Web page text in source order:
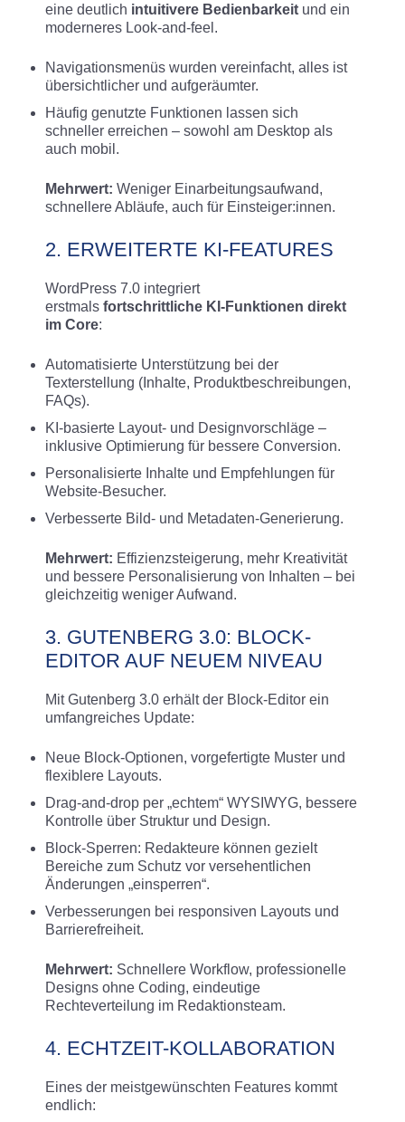
eine deutlich intuitivere Bedienbarkeit und ein
moderneres Look-and-feel .
Navigationsmenüs wurden vereinfacht, alles ist
übersichtlicher und aufgeräumter.
Häufig genutzte Funktionen lassen sich
schneller erreichen – sowohl am Desktop als
auch mobil .
Mehrwert: Weniger Einarbeitungsaufwand,
schnellere Abläufe, auch für Einsteiger:innen.
2. ERWEITERTE KI-FEATURES
WordPress 7.0 integriert
erstmals fortschrittliche KI-Funktionen direkt
im Core:
Automatisierte Unterstützung bei der
Texterstellung (Inhalte, Produktbeschreibungen,
FAQs).
KI-basierte Layout- und Designvorschläge –
inklusive Optimierung für bessere Conversion.
Personalisierte Inhalte und Empfehlungen für
Website-Besucher.
Verbesserte Bild- und Metadaten-Generierung.
Mehrwert: Effizienzsteigerung, mehr Kreativität
und bessere Personalisierung von Inhalten – bei
gleichzeitig weniger Aufwand.
3. GUTENBERG 3.0: BLOCK-
EDITOR AUF NEUEM NIVEAU
Mit Gutenberg 3.0 erhält der Block-Editor ein
umfangreiches Update:
Neue Block-Optionen, vorgefertigte Muster und
flexiblere Layouts.
Drag-and-drop per „echtem“ WYSIWYG, bessere
Kontrolle über Struktur und Design.
Block-Sperren: Redakteure können gezielt
Bereiche zum Schutz vor versehentlichen
Änderungen „einsperren“.
Verbesserungen bei responsiven Layouts und
Barrierefreiheit.
Mehrwert: Schnellere Workflow, professionelle
Designs ohne Coding, eindeutige
Rechteverteilung im Redaktionsteam.
4. ECHTZEIT-KOLLABORATION
Eines der meistgewünschten Features kommt
endlich: